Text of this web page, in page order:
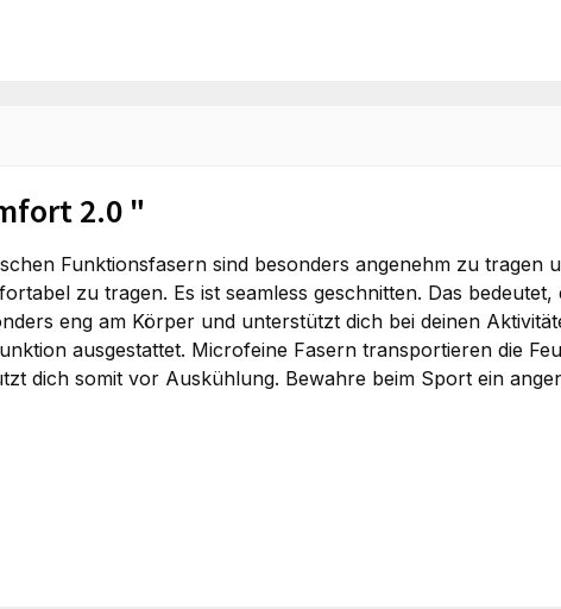
2.0 "
Funktionsfasern sind besonders angenehm zu tragen
zu tragen. Es ist seamless geschnitten. Das
eng am Körper und unterstützt dich bei deinen
ausgestattet. Microfeine Fasern transportieren die
dich somit vor Auskühlung. Bewahre beim Sport ein